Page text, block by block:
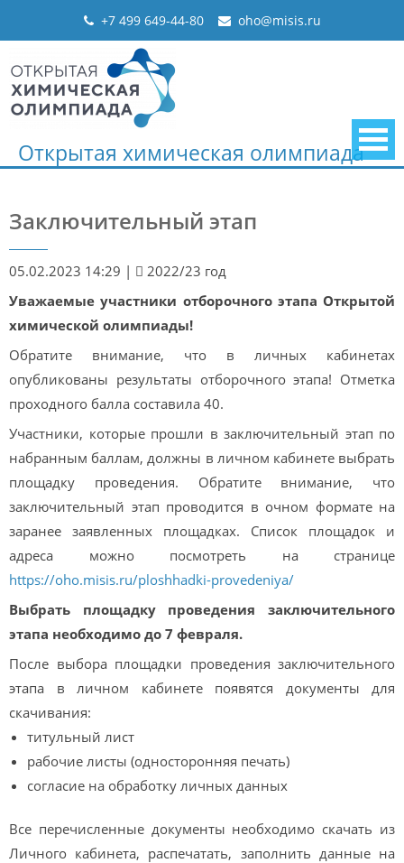
+7 499 649-44-80 oho@misis.ru
Открытая химическая олимпиада
Заключительный этап
05.02.2023 14:29 |
2022/23 год
Уважаемые участники отборочного этапа Открытой
химической олимпиады!
Обратите внимание, что в личных кабинетах
опубликованы результаты отборочного этапа! Отметка
проходного балла составила 40.
Участники, которые прошли в заключительный этап по
набранным баллам, должны в личном кабинете выбрать
площадку проведения. Обратите внимание, что
заключительный этап проводится в очном формате на
заранее заявленных площадках. Список площадок и
адреса можно посмотреть на странице
https://oho.misis.ru/ploshhadki-provedeniya/
Выбрать площадку проведения заключительного
этапа необходимо до 7 февраля.
После выбора площадки проведения заключительного
этапа в личном кабинете появятся документы для
скачивания:
титульный лист
рабочие листы (односторонняя печать)
согласие на обработку личных данных
Все перечисленные документы необходимо скачать из
Личного кабинета, распечатать, заполнить данные на